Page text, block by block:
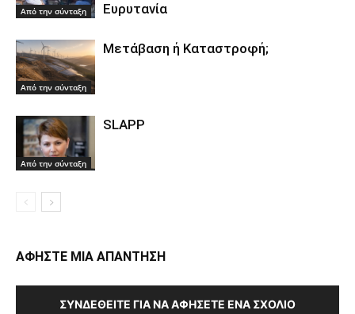
Από την σύνταξη
Ευρυτανία
Από την σύνταξη
Μετάβαση ή Καταστροφή;
Από την σύνταξη
SLAPP
ΑΦΗΣΤΕ ΜΙΑ ΑΠΑΝΤΗΣΗ
ΣΥΝΔΕΘΕΊΤΕ ΓΙΑ ΝΑ ΑΦΉΣΕΤΕ ΈΝΑ ΣΧΌΛΙΟ